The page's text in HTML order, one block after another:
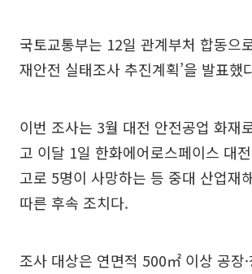
국토교통부는 12일 관계부처 합동으
재안전 실태조사 추진계획’을 발표했
이번 조사는 3월 대전 안전공업 화재
고 이달 1일 한화에어로스페이스 대
고로 5명이 사망하는 등 중대 산업재
따른 후속 조치다.
조사 대상은 연면적 500㎡ 이상 공장